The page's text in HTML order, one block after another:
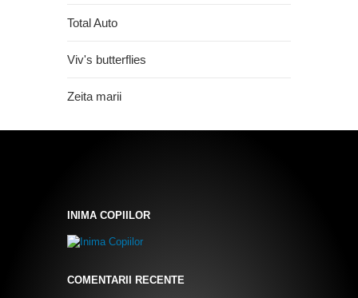
Total Auto
Viv's butterflies
Zeita marii
INIMA COPIILOR
COMENTARII RECENTE